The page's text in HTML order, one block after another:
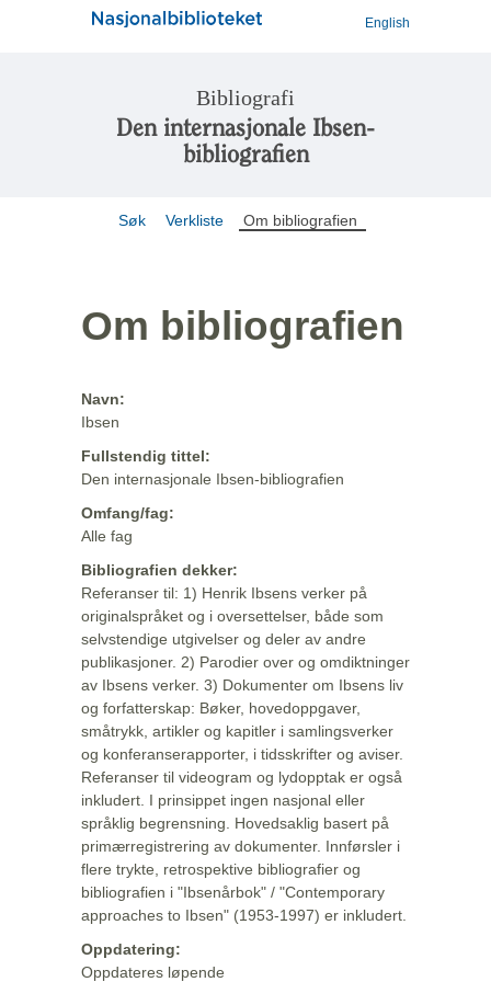
English
Bibliografi
Den internasjonale Ibsen-
bibliografien
Søk Verkliste Om bibliografien
Om bibliografien
Navn:
Ibsen
Fullstendig tittel:
Den internasjonale Ibsen-bibliografien
Omfang/fag:
Alle fag
Bibliografien dekker:
Referanser til: 1) Henrik Ibsens verker på
originalspråket og i oversettelser, både som
selvstendige utgivelser og deler av andre
publikasjoner. 2) Parodier over og omdiktninger
av Ibsens verker. 3) Dokumenter om Ibsens liv
og forfatterskap: Bøker, hovedoppgaver,
småtrykk, artikler og kapitler i samlingsverker
og konferanserapporter, i tidsskrifter og aviser.
Referanser til videogram og lydopptak er også
inkludert. I prinsippet ingen nasjonal eller
språklig begrensning. Hovedsaklig basert på
primærregistrering av dokumenter. Innførsler i
flere trykte, retrospektive bibliografier og
bibliografien i "Ibsenårbok" / "Contemporary
approaches to Ibsen" (1953-1997) er inkludert.
Oppdatering:
Oppdateres løpende